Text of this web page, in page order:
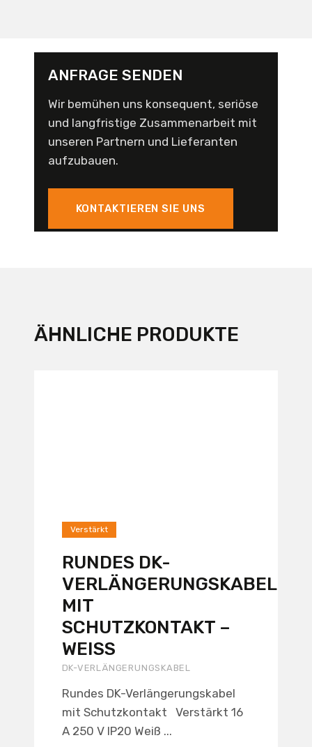
ANFRAGE SENDEN
Wir bemühen uns konsequent, seriöse
und langfristige Zusammenarbeit mit
unseren Partnern und Lieferanten
aufzubauen.
KONTAKTIEREN SIE UNS
ÄHNLICHE PRODUKTE
Verstärkt
RUNDES DK-
VERLÄNGERUNGSKABEL
MIT
SCHUTZKONTAKT –
WEISS
DK-VERLÄNGERUNGSKABEL
Rundes DK-Verlängerungskabel
mit Schutzkontakt Verstärkt 16
A 250 V IP20 Weiß ...